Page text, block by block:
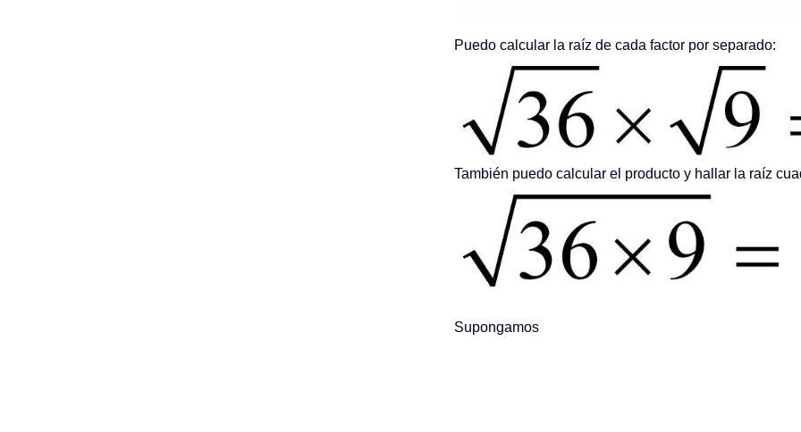
Puedo calcular la raíz de cada factor por separado:
También puedo calcular el producto y hallar la raíz